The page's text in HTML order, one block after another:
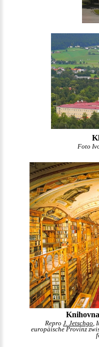
Foto
Repro J. Jetschgo
europäische Provinz